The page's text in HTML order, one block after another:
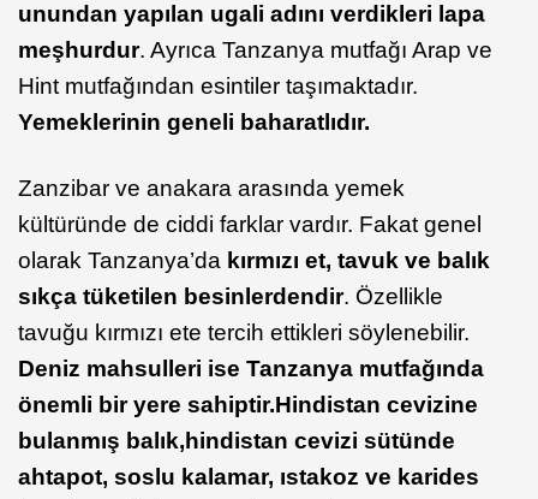
unundan yapılan ugali adını verdikleri lapa
meşhurdur. Ayrıca Tanzanya mutfağı Arap ve
Hint mutfağından esintiler taşımaktadır.
Yemeklerinin geneli baharatlıdır.
Zanzibar ve anakara arasında yemek
kültüründe de ciddi farklar vardır. Fakat genel
olarak Tanzanya’da kırmızı et, tavuk ve balık
sıkça tüketilen besinlerdendir. Özellikle
tavuğu kırmızı ete tercih ettikleri söylenebilir.
Deniz mahsulleri ise Tanzanya mutfağında
önemli bir yere sahiptir.Hindistan cevizine
bulanmış balık,hindistan cevizi sütünde
ahtapot, soslu kalamar, ıstakoz ve karides